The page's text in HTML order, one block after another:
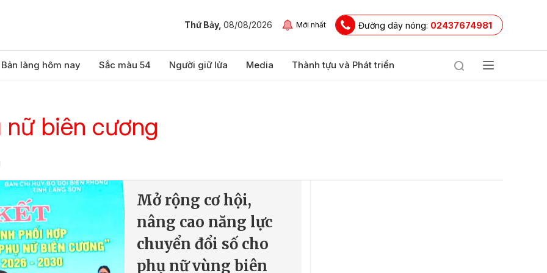
Thứ Bảy, 08/08/2026 Mới nhất Đường dây nóng: 02437674981
Bản làng hôm nay Sắc màu 54 Người giữ lửa Media Thành tựu và Phát triển
biên cương
Mở rộng cơ hội,
nâng cao năng lực
chuyển đổi số cho
phụ nữ vùng biên